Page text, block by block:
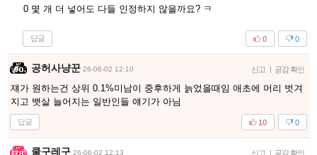
0 몇 개 더 넣어도 다들 인정하지 않을까요? ㅋ
답글 0
0
공허사냥꾼 26-06-02 12:10 신고 | 공감 확인
쟤가 원하는건 상위 0.1%미남이 중후하게 늙었을때임 애초에 머리 벗겨
지고 뱃살 늘어지는 일반인들 얘기가 아님
답글 0
10
쿨구레구 26-06-02 12:13 신고 | 공감 확인